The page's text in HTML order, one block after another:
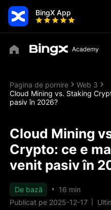
BingX App
Pagina de pornire
Web 3
Cloud Mining vs. Staking
pasiv în 2026?
Cloud Mining
Crypto: ce e
venit pasiv în
De bază
16 min
Publicat pe 2025-12-17